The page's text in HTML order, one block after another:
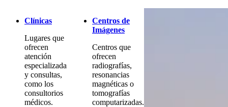
Clínicas
Lugares que
ofrecen
atención
especializada
y consultas,
como los
consultorios
médicos.
Centros de
Imágenes
Centros que
ofrecen
radiografías,
resonancias
magnéticas o
tomografías
computarizadas.